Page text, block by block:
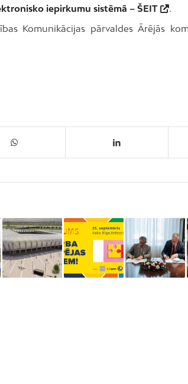
iepirkumu sistēmā – ŠEIT
.
Komunikācijas pārvaldes Ārējās